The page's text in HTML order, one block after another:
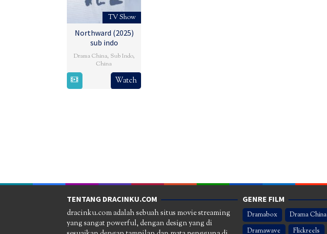
TV Show
Northward (2025)
sub indo
Drama China, Sub Indo,
China
Mar
Zechen
Watch
TENTANG DRACINKU.COM
dracinku.com adalah sebuah situs movie streaming
yang sangat powerful, dengan design yang di
GENRE FILM
Dramabox Drama China
Dramawave
Flickreels